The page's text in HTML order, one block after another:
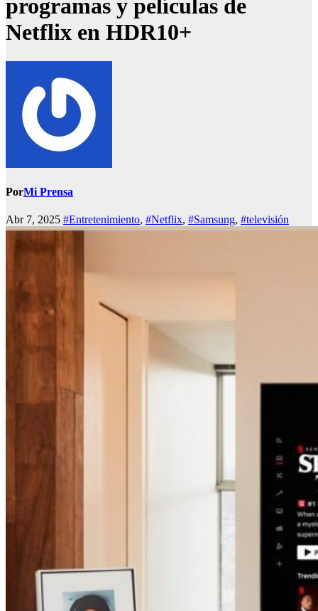
programas y películas de
Netflix en HDR10+
PorMi Prensa
Abr 7, 2025 #Entretenimiento, #Netflix, #Samsung, #televisión